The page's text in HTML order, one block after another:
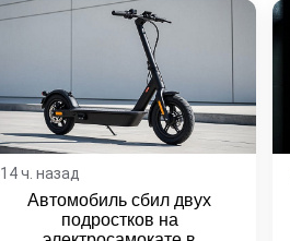
14 ч. назад
Автомобиль сбил двух
подростков на